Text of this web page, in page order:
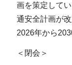
画を策定して
通安全計画が
2026年から
＜閉会＞